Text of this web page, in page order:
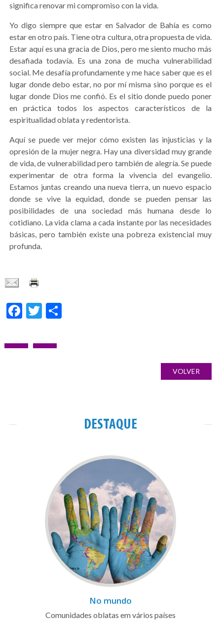
significa renovar mi compromiso con la vida.
Yo digo siempre que estar en Salvador de Bahía es como
estar en otro país. Tiene otra cultura, otra propuesta de vida.
Estar aquí es una gracia de Dios, pero me siento mucho más
desafiada todavía. Es una zona de mucha vulnerabilidad
social. Me desafía profundamente y me hace saber que es el
lugar donde debo estar, no por mí misma sino porque es el
lugar donde Dios me confió. Es el sitio donde puedo poner
en práctica todos los aspectos característicos de la
espiritualidad oblata y redentorista.
Aquí se puede ver mejor cómo existen las injusticias y la
opresión de la mujer negra. Hay una diversidad muy grande
de vida, de vulnerabilidad pero también de alegría. Se puede
experimentar de otra forma la vivencia del evangelio.
Estamos juntas creando una nueva tierra, un nuevo espacio
donde se vive la equidad, donde se pueden pensar las
posibilidades de una sociedad más humana desde lo
cotidiano. La vida clama a cada instante por las necesidades
básicas, pero también existe una pobreza existencial muy
profunda.
Facebook
Twitter
Share
Navegação
POST
PRÓXIMO
VOLVER
DESTAQUE
No mundo
Comunidades oblatas em vários países